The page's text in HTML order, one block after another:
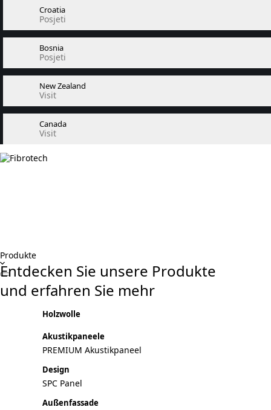
Croatia
Posjeti
Bosnia
Posjeti
New Zealand
Visit
Canada
Visit
Produkte
Entdecken Sie unsere Produkte
und erfahren Sie mehr
Holzwolle
Akustikpaneele
PREMIUM Akustikpaneel
Design
SPC Panel
Außenfassade